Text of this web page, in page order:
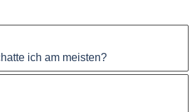
ich am meisten?